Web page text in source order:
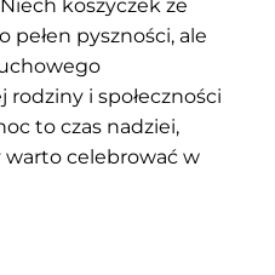
koszyczek ze
pyszności, ale
rodziny i społeczności
to czas nadziei,
warto celebrować w